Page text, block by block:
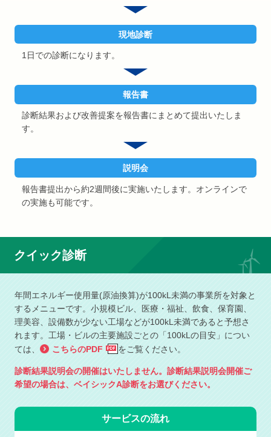
現地診断
1日での診断になります。
報告書
診断結果および改善提案を報告書にまとめて提出いたしま
す。
説明会
報告書提出から約2週間後に実施いたします。 オンラインで
の実施も可能です。
クイック診断
年間エネルギー使用量(原油換算)が100kL未満の事業所を対象と
するメニューです。 小規模ビル、医療・福祉、飲食、保育園、
理美容、設備数が少ない工場などが100kL未満であると予想さ
れます。 工場・ビルの主要施設ごとの「100kLの目安」につい
ては、
こちらのPDF をご覧ください。
診断結果説明会の開催はいたしません。診断結果説明会開催ご
希望の場合は、ベイシックA診断をお選びください。
サービスの流れ